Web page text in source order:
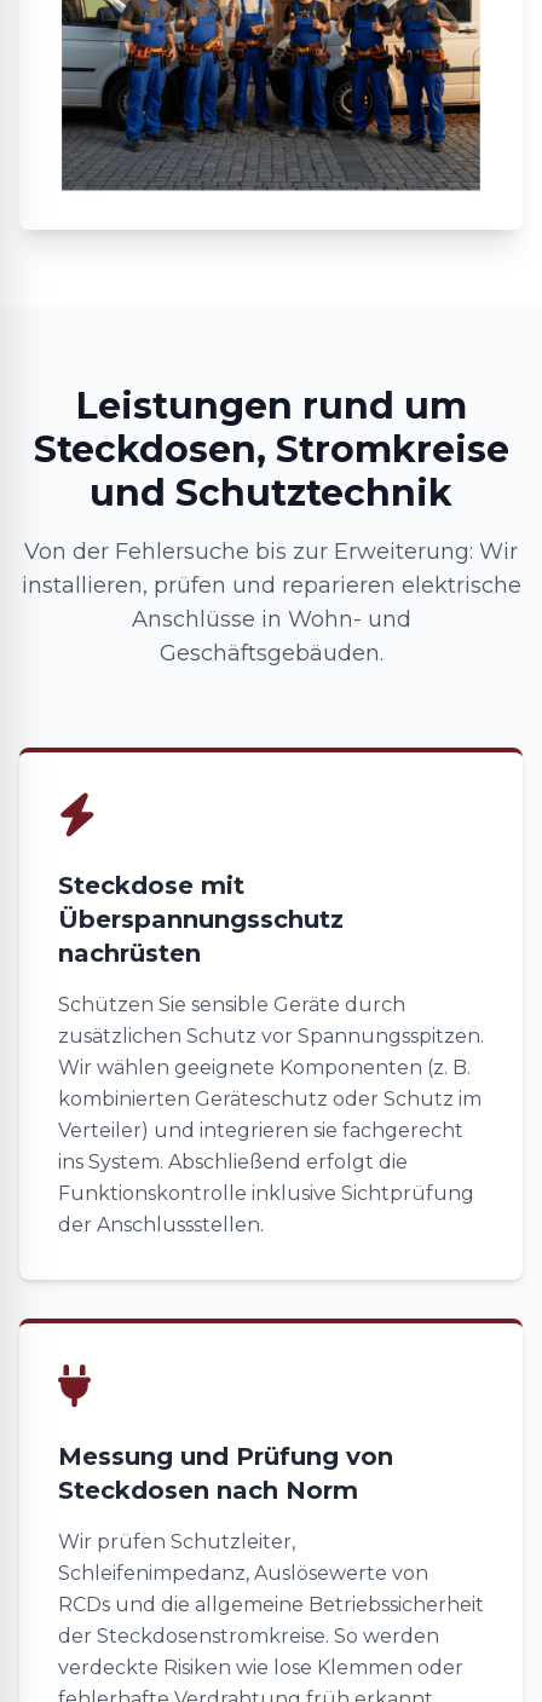
Leistungen rund um
Steckdosen, Stromkreise
und Schutztechnik
Von der Fehlersuche bis zur Erweiterung: Wir
installieren, prüfen und reparieren elektrische
Anschlüsse in Wohn- und
Geschäftsgebäuden.
Steckdose mit
Überspannungsschutz
nachrüsten
Schützen Sie sensible Geräte durch
zusätzlichen Schutz vor Spannungsspitzen.
Wir wählen geeignete Komponenten (z. B.
kombinierten Geräteschutz oder Schutz im
Verteiler) und integrieren sie fachgerecht
ins System. Abschließend erfolgt die
Funktionskontrolle inklusive Sichtprüfung
der Anschlussstellen.
Messung und Prüfung von
Steckdosen nach Norm
Wir prüfen Schutzleiter,
Schleifenimpedanz, Auslösewerte von
RCDs und die allgemeine Betriebssicherheit
der Steckdosenstromkreise. So werden
verdeckte Risiken wie lose Klemmen oder